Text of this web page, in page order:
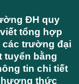
ĐH quy
tổng hợp
các trường đại
tuyển bằng
tin chi tiết
thức